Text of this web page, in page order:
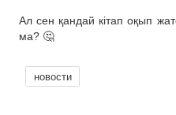
Ал сен қандай кітап оқып
ма? 🤔
новости